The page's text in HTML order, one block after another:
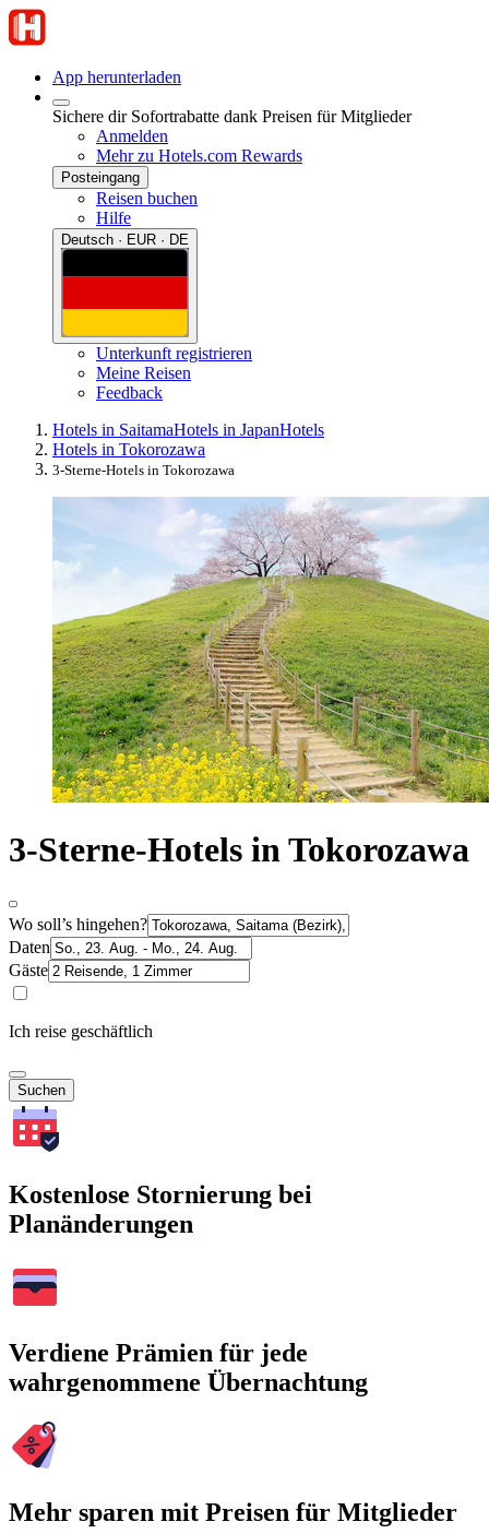
App herunterladen
Sichere dir Sofortrabatte dank Preisen für Mitglieder
Anmelden
Mehr zu Hotels.com Rewards
Posteingang
Reisen buchen
Hilfe
Deutsch · EUR · DE
Unterkunft registrieren
Meine Reisen
Feedback
Hotels in SaitamaHotels in JapanHotels
Hotels in Tokorozawa
3-Sterne-Hotels in Tokorozawa
3-Sterne-Hotels in Tokorozawa
Wo soll’s hingehen?
Daten
Gäste
Ich reise geschäftlich
Suchen
Kostenlose Stornierung bei
Planänderungen
Verdiene Prämien für jede
wahrgenommene Übernachtung
Mehr sparen mit Preisen für Mitglieder